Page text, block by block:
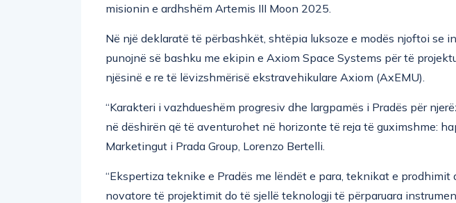
misionin e ardhshëm Artemis III Moon 2025.
Në një deklaratë të përbashkët, shtëpia luksoze e modës njoftoi se
punojnë së bashku me ekipin e Axiom Space Systems për të
njësinë e re të lëvizshmërisë ekstravehikulare Axiom (AxEMU).
“Karakteri i vazhdueshëm progresiv dhe largpamës i Pradës për
në dëshirën që të aventurohet në horizonte të reja të guximshme:
Marketingut i Prada Group, Lorenzo Bertelli.
“Ekspertiza teknike e Pradës me lëndët e para, teknikat e
novatore të projektimit do të sjellë teknologji të përparuara